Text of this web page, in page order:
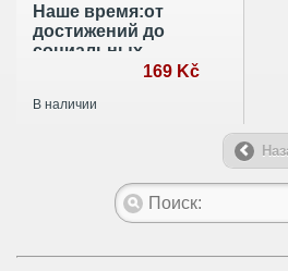
Наше время:от
достижений до
социальных
169 Kč
В наличии